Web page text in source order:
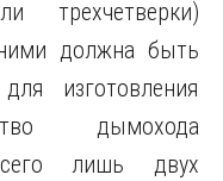
трехчетверки)
должна быть
изготовления
дымохода
лишь двух